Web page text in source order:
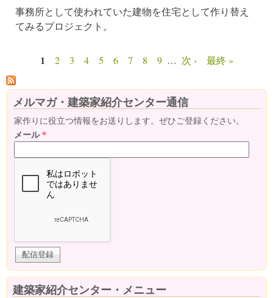
事務所として使われていた建物を住宅として作り替え
てみるプロジェクト。
ページ
1 2 3 4 5 6 7 8 9 … 次 › 最終 »
メルマガ・建築家紹介センター通信
家作りに役立つ情報をお送りします。ぜひご登録ください。
メール*
建築家紹介センター・メニュー